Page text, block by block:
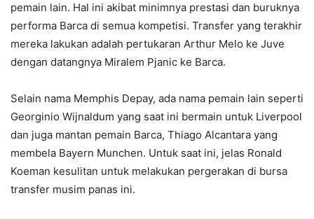
pemain lain. Hal ini akibat minimnya prestasi dan buruknya
performa Barca di semua kompetisi. Transfer yang terakhir
mereka lakukan adalah pertukaran Arthur Melo ke Juve
dengan datangnya Miralem Pjanic ke Barca.
Selain nama Memphis Depay, ada nama pemain lain seperti
Georginio Wijnaldum yang saat ini bermain untuk Liverpool
dan juga mantan pemain Barca, Thiago Alcantara yang
membela Bayern Munchen. Untuk saat ini, jelas Ronald
Koeman kesulitan untuk melakukan pergerakan di bursa
transfer musim panas ini.